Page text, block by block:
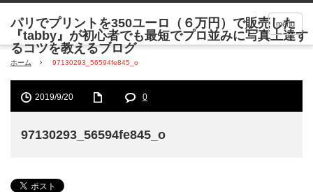
menu
ホーム 97130293_56594fe845_o
2019/9/20 0
97130293_56594fe845_o